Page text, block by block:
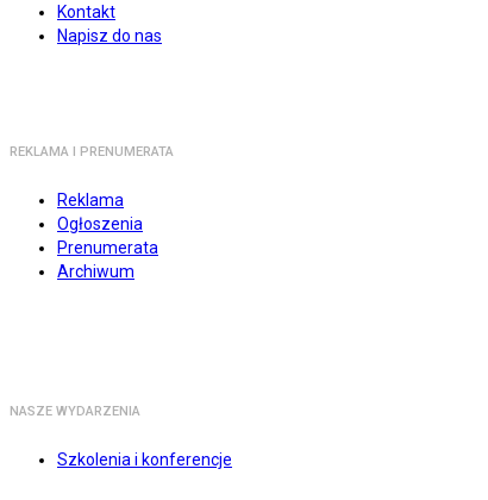
Kontakt
Napisz do nas
REKLAMA I PRENUMERATA
Reklama
Ogłoszenia
Prenumerata
Archiwum
NASZE WYDARZENIA
Szkolenia i konferencje